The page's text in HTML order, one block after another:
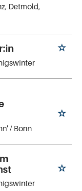
Detmold,
/ Bonn